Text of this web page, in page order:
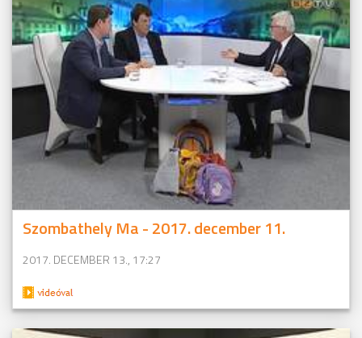
Szombathely Ma - 2017. december 11.
2017. DECEMBER 13., 17:27